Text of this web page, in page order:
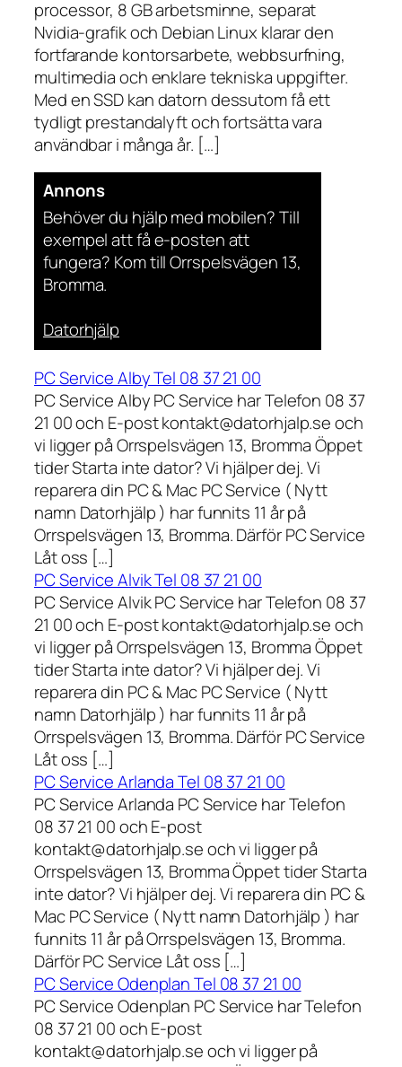
processor, 8 GB arbetsminne, separat
Nvidia-grafik och Debian Linux klarar den
fortfarande kontorsarbete, webbsurfning,
multimedia och enklare tekniska uppgifter.
Med en SSD kan datorn dessutom få ett
tydligt prestandalyft och fortsätta vara
användbar i många år. […]
Annons
Behöver du hjälp med mobilen? Till
exempel att få e-posten att
fungera? Kom till Orrspelsvägen 13,
Bromma.
Datorhjälp
PC Service Alby Tel 08 37 21 00
PC Service Alby PC Service har Telefon 08 37
21 00 och E-post kontakt@datorhjalp.se och
vi ligger på Orrspelsvägen 13, Bromma Öppet
tider Starta inte dator? Vi hjälper dej. Vi
reparera din PC & Mac PC Service ( Nytt
namn Datorhjälp ) har funnits 11 år på
Orrspelsvägen 13, Bromma. Därför PC Service
Låt oss […]
PC Service Alvik Tel 08 37 21 00
PC Service Alvik PC Service har Telefon 08 37
21 00 och E-post kontakt@datorhjalp.se och
vi ligger på Orrspelsvägen 13, Bromma Öppet
tider Starta inte dator? Vi hjälper dej. Vi
reparera din PC & Mac PC Service ( Nytt
namn Datorhjälp ) har funnits 11 år på
Orrspelsvägen 13, Bromma. Därför PC Service
Låt oss […]
PC Service Arlanda Tel 08 37 21 00
PC Service Arlanda PC Service har Telefon
08 37 21 00 och E-post
kontakt@datorhjalp.se och vi ligger på
Orrspelsvägen 13, Bromma Öppet tider Starta
inte dator? Vi hjälper dej. Vi reparera din PC &
Mac PC Service ( Nytt namn Datorhjälp ) har
funnits 11 år på Orrspelsvägen 13, Bromma.
Därför PC Service Låt oss […]
PC Service Odenplan Tel 08 37 21 00
PC Service Odenplan PC Service har Telefon
08 37 21 00 och E-post
kontakt@datorhjalp.se och vi ligger på